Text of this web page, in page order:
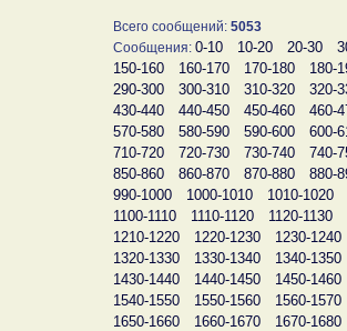
Всего сообщений: 5053
Сообщения: 0-10 10-20 20-30
150-160
160-170 170-180 180-
290-300
300-310 310-320 320-
430-440
440-450 450-460 460-
570-580
580-590 590-600 600-
710-720
720-730 730-740 740-
850-860
860-870 870-880 880-
990-1000
1000-1010 1010-1020
1100-1110
1110-1120 1120-1130
1210-1220
1220-1230 1230-1240
1320-1330
1330-1340 1340-1350
1430-1440
1440-1450 1450-1460
1540-1550
1550-1560 1560-1570
1650-1660
1660-1670 1670-1680